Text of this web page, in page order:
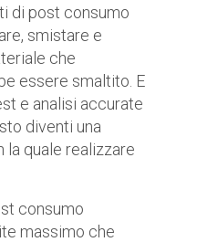
di post consumo
smistare e
che
essere smaltito. E
e analisi accurate
diventi una
la quale realizzare
consumo
massimo che